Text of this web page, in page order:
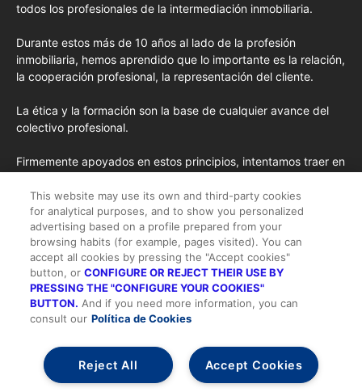
todos los profesionales de la intermediación inmobiliaria.
Durante estos más de 10 años al lado de la profesión
inmobiliaria, hemos aprendido que lo importante es la relación,
la cooperación profesional, la representación del cliente.
La ética y la formación son la base de cualquier avance del
colectivo profesional.
Firmemente apoyados en estos principios, intentamos traer en
importados de EE.UU. y las opiniones y tendencias más
destacadas desde la pluma de nuestros colaboradores
habituales y nuestros colaboradores especiales.
Todos los derechos reservados |Suscripción
Política de privacidad
Contacto
Alta/Acceder
This website may use its own and third-party cookies
for analytical purposes, and to show you personalized
advertising based on a profile prepared from your
browsing habits (for example, pages visited). You can
accept all cookies by pressing the "Accept cookies"
button, orCONFIGURE OR REJECT THEIR USE BY
PRESSING THE "CONFIGURE YOUR COOKIES"
BUTTON. And if you need more information, you can
consult our Política de Cookies
Accept Cookies
Reject All